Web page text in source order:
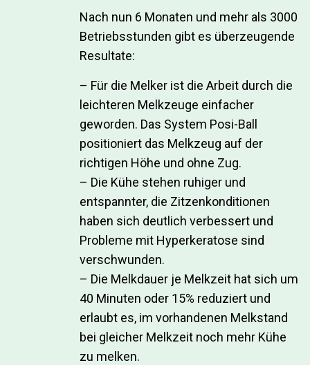
Nach nun 6 Monaten und mehr als 3000
Betriebsstunden gibt es überzeugende
Resultate:
– Für die Melker ist die Arbeit durch die
leichteren Melkzeuge einfacher
geworden. Das System Posi-Ball
positioniert das Melkzeug auf der
richtigen Höhe und ohne Zug.
– Die Kühe stehen ruhiger und
entspannter, die Zitzenkonditionen
haben sich deutlich verbessert und
Probleme mit Hyperkeratose sind
verschwunden.
– Die Melkdauer je Melkzeit hat sich um
40 Minuten oder 15% reduziert und
erlaubt es, im vorhandenen Melkstand
bei gleicher Melkzeit noch mehr Kühe
zu melken.